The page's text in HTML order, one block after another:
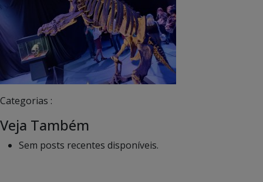
Categorias :
Veja Também
Sem posts recentes disponíveis.